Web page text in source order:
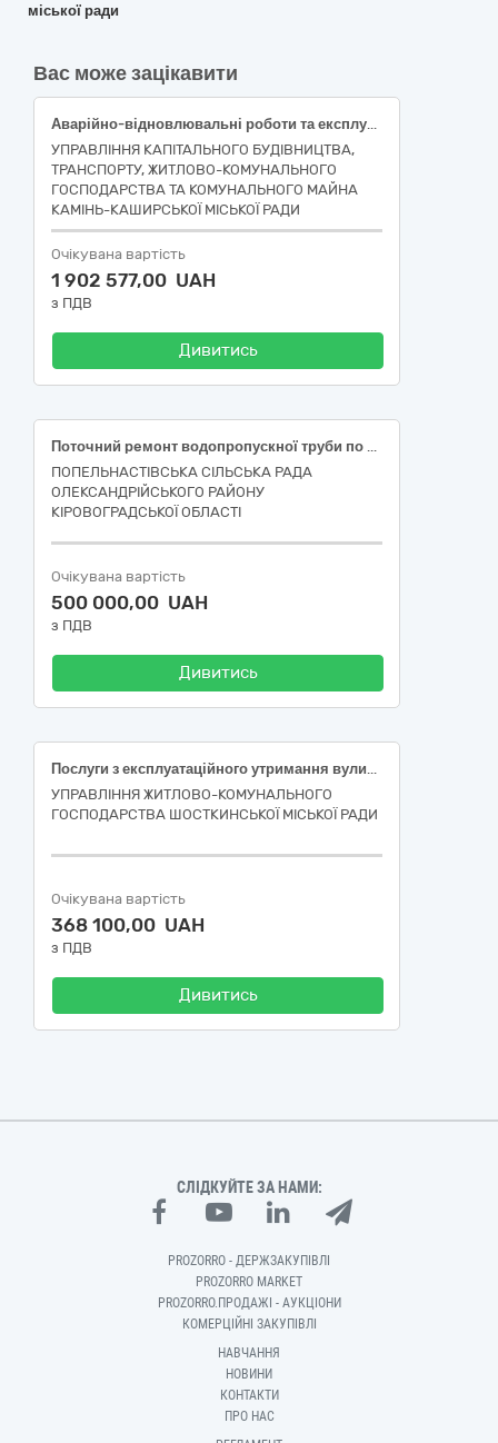
міської ради
Вас може зацікавити
Аварійно-відновлювальні роботи та експлуатаційне утримання вулиць Ковельська, Героя України Миколи Цюрика, Шевченка, Свято-Миколаївської, Героїв УПА, Торгова, Дальники, Воля, Шкільна, Європейська, Магдебурзького права, провулок Шевченка, площа Культури в м. Камінь-Каширський та вулиць Ковельська, Євгена Коновальця, Савчука в с. Підцир’я та вулиці Шкільна в с. Раків Ліс Камінь-Каширської міської ради Камінь-Каширського району Волинської області (ДК 021:2015 - 45230000-8 - Будівництво трубопроводів, ліній зв’язку та електропередач, шосе, доріг, аеродромів і залізничних доріг; вирівнювання поверхонь).
УПРАВЛІННЯ КАПІТАЛЬНОГО БУДІВНИЦТВА,
ТРАНСПОРТУ, ЖИТЛОВО-КОМУНАЛЬНОГО
ГОСПОДАРСТВА ТА КОМУНАЛЬНОГО МАЙНА
КАМІНЬ-КАШИРСЬКОЇ МІСЬКОЇ РАДИ
Очікувана вартість
1 902 577,00 UAH
з ПДВ
Дивитись
Поточний peмoнт водопропускної труби по вулиці Героїв Харкова в с. Червона Кам’янка Олександрійського району Кіровоградської області
ПОПЕЛЬНАСТІВСЬКА СІЛЬСЬКА РАДА
ОЛЕКСАНДРІЙСЬКОГО РАЙОНУ
КІРОВОГРАДСЬКОЇ ОБЛАСТІ
Очікувана вартість
500 000,00 UAH
з ПДВ
Дивитись
Послуги з експлуатаційного утримання вулиць і доріг комунальної власності по вул. Берегова в м. Шостка Сумської області (улаштування тротуару)
УПРАВЛІННЯ ЖИТЛОВО-КОМУНАЛЬНОГО
ГОСПОДАРСТВА ШОСТКИНСЬКОЇ МІСЬКОЇ РАДИ
Очікувана вартість
368 100,00 UAH
з ПДВ
Дивитись
СЛІДКУЙТЕ ЗА НАМИ:
PROZORRO - ДЕРЖЗАКУПІВЛІ
PROZORRO MARKET
PROZORRO.ПРОДАЖІ - АУКЦІОНИ
КОМЕРЦІЙНІ ЗАКУПІВЛІ
НАВЧАННЯ
НОВИНИ
КОНТАКТИ
ПРО НАС